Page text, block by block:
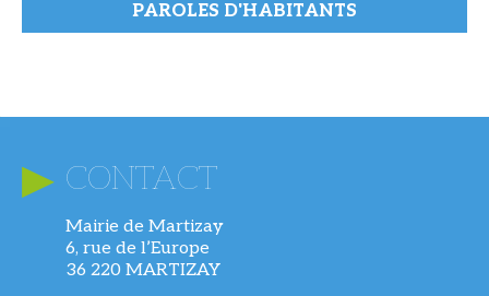
PAROLES D'HABITANTS
CONTACT
Mairie de Martizay
6, rue de l’Europe
36 220 MARTIZAY